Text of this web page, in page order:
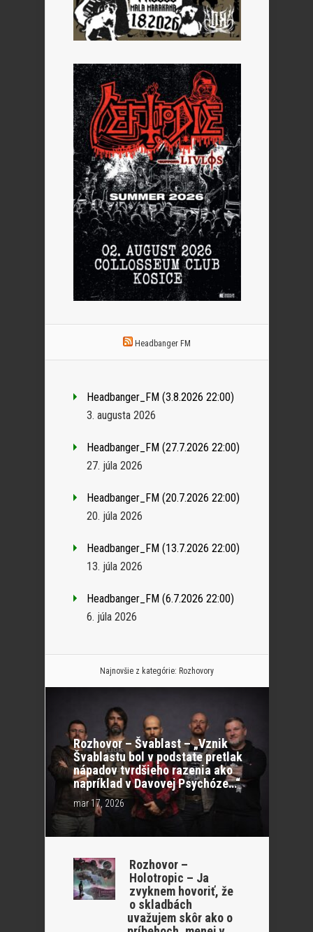
Headbanger FM
Headbanger_FM (3.8.2026 22:00)
3. augusta 2026
Headbanger_FM (27.7.2026 22:00)
27. júla 2026
Headbanger_FM (20.7.2026 22:00)
20. júla 2026
Headbanger_FM (13.7.2026 22:00)
13. júla 2026
Headbanger_FM (6.7.2026 22:00)
6. júla 2026
Najnovšie z kategórie: Rozhovory
Rozhovor – Švablast – „Vznik
Švablastu bol v podstate pretlak
nápadov tvrdšieho razenia ako
napríklad v Davovej Psychóze…“
mar 17, 2026
Rozhovor –
Holotropic – Ja
zvyknem hovoriť, že
o skladbách
uvažujem skôr ako o